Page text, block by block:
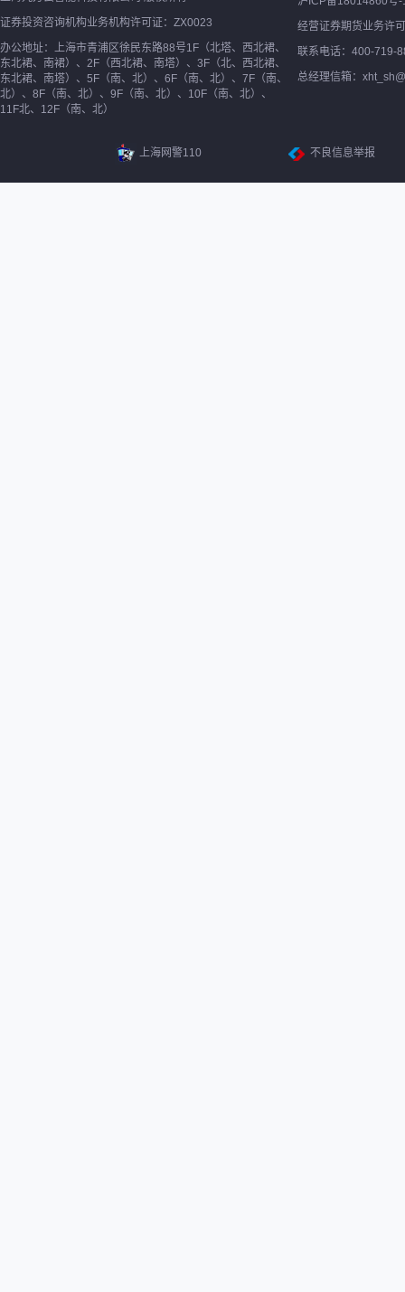
证券投资咨询机构业务机构许可证：ZX0023
办公地址：上海市青浦区徐民东路88号1F（北塔、西北裙、
东北裙、南裙）、2F（西北裙、南塔）、3F（北、西北裙、
东北裙、南塔）、5F（南、北）、6F（南、北）、7F（南、
北）、8F（南、北）、9F（南、北）、10F（南、北）、
11F北、12F（南、北）
经营证券期货业务许
联系电话：400-719-
总经理信箱：
上海网警110 不良信息举报